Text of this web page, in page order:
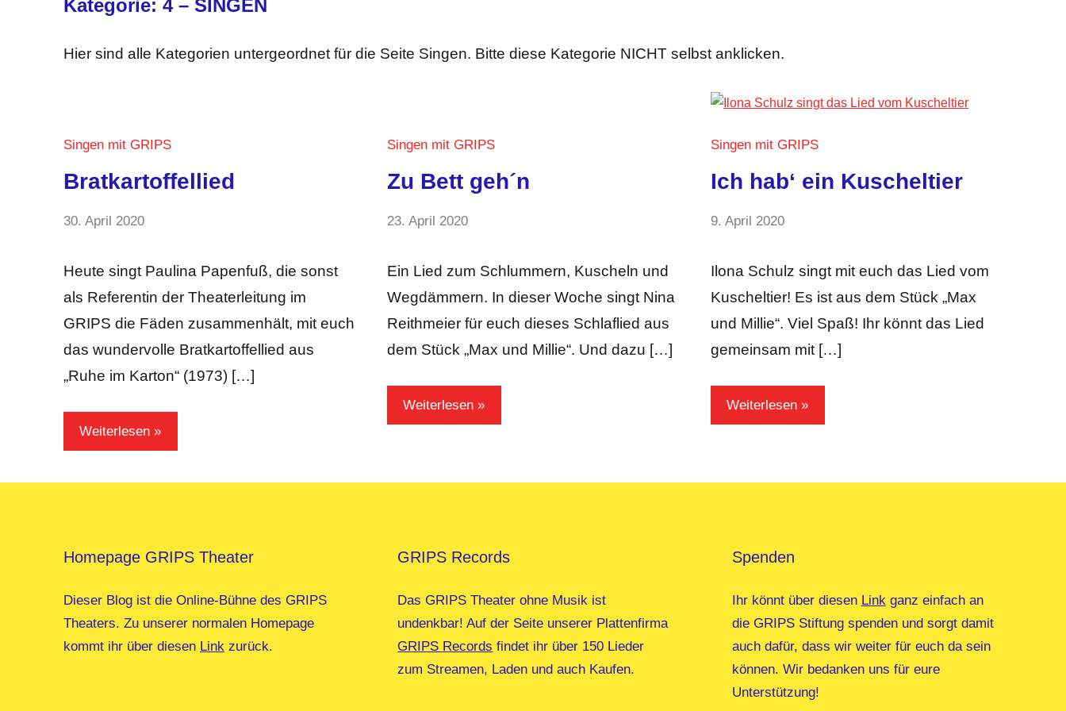
Kategorie: 4 – SINGEN
Hier sind alle Kategorien untergeordnet für die Seite Singen. Bitte diese Kategorie NICHT selbst anklicken.
Singen mit GRIPS
Bratkartoffellied
von
Team
30. April 2020
Heute singt Paulina Papenfuß, die sonst
als Referentin der Theaterleitung im
GRIPS die Fäden zusammenhält, mit euch
das wundervolle Bratkartoffellied aus
„Ruhe im Karton“ (1973) […]
Weiterlesen
Singen mit GRIPS
Zu Bett geh´n
von
Team
23. April 2020
Ein Lied zum Schlummern, Kuscheln und
Wegdämmern. In dieser Woche singt Nina
Reithmeier für euch dieses Schlaflied aus
dem Stück „Max und Millie“. Und dazu […]
Weiterlesen
Singen mit GRIPS
Ich hab‘ ein Kuscheltier
von
Team
9. April 2020
Ilona Schulz singt mit euch das Lied vom
Kuscheltier! Es ist aus dem Stück „Max
und Millie“. Viel Spaß! Ihr könnt das Lied
gemeinsam mit […]
Weiterlesen
Homepage GRIPS Theater
Dieser Blog ist die Online-Bühne des GRIPS
Theaters. Zu unserer normalen Homepage
kommt ihr über diesen Link zurück.
GRIPS Records
Das GRIPS Theater ohne Musik ist
undenkbar! Auf der Seite unserer Plattenfirma
GRIPS Records findet ihr über 150 Lieder
zum Streamen, Laden und auch Kaufen.
Spenden
Ihr könnt über diesen Link ganz einfach an
die GRIPS Stiftung spenden und sorgt damit
auch dafür, dass wir weiter für euch da sein
können. Wir bedanken uns für eure
Unterstützung!